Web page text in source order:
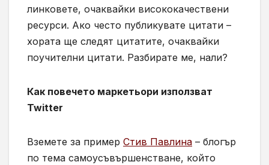
линковете, очаквайки висококачествени
ресурси. Ако често публикувате цитати –
хората ще следят цитатите, очаквайки
поучителни цитати. Разбирате ме, нали?
Как повечето маркетьори използват
Twitter
Вземете за пример Стив Павлина – блогър
по тема самоусъвършенстване, който